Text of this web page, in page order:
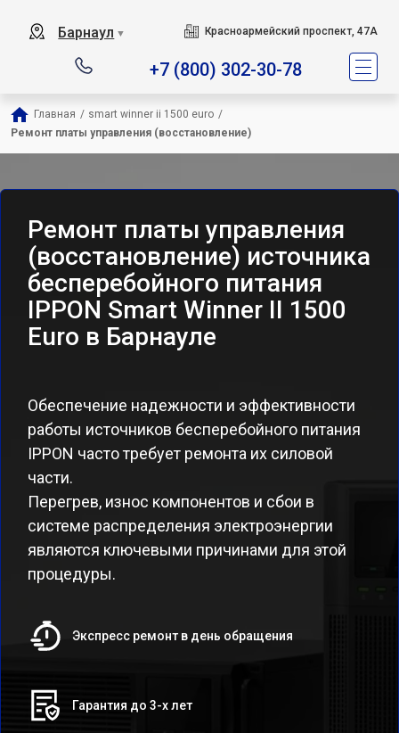
Барнаул ▼ Красноармейский проспект, 47А
+7 (800) 302-30-78
Главная / smart winner ii 1500 euro /
Ремонт платы управления (восстановление)
Ремонт платы управления
(восстановление) источника
бесперебойного питания
IPPON Smart Winner II 1500
Euro в Барнауле
Обеспечение надежности и эффективности
работы источников бесперебойного питания
IPPON часто требует ремонта их силовой
части.
Перегрев, износ компонентов и сбои в
системе распределения электроэнергии
являются ключевыми причинами для этой
процедуры.
Экспресс ремонт в день обращения
Гарантия до 3-х лет